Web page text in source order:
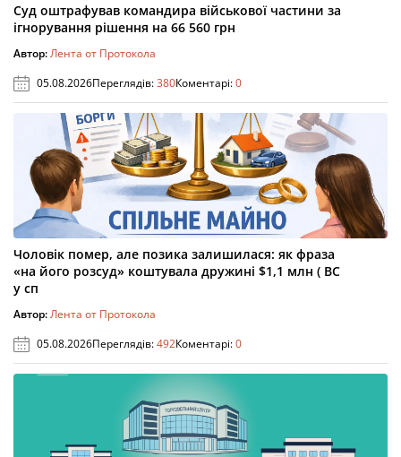
Суд оштрафував командира військової частини за
ігнорування рішення на 66 560 грн
Автор:Лента от Протокола
05.08.2026Переглядів:380Коментарі:0
Чоловік помер, але позика залишилася: як фраза
«на його розсуд» коштувала дружині $1,1 млн ( ВС
у сп
Автор:Лента от Протокола
05.08.2026Переглядів:492Коментарі:0